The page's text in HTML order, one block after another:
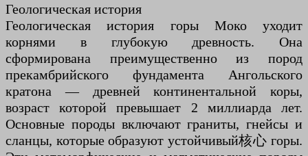
Геологическая история
Геологическая история горы Моко уходит
корнями в глубокую древность. Она
сформирована преимущественно из пород
прекамбрийского фундамента Ангольского
кратона — древней континентальной коры,
возраст которой превышает 2 миллиарда лет.
Основные породы включают граниты, гнейсы и
сланцы, которые образуют устойчивый核心 горы.